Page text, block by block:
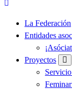
La Federación
Entidades
Proyectos